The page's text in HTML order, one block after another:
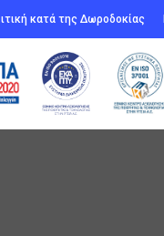
κατά της Δωροδοκίας